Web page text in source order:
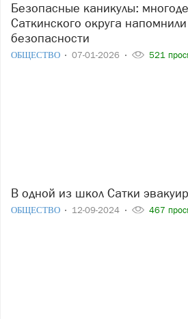
Безопасные каникулы: многодетным семьям
Саткинского округа
безопасности
ОБЩЕСТВО 07-01-2026 521
В одной из школ Сатки
ОБЩЕСТВО 12-09-2024 467